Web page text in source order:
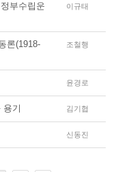
부수립운
이규태
론(1918-
조철행
윤경로
용기 김기협
신동진